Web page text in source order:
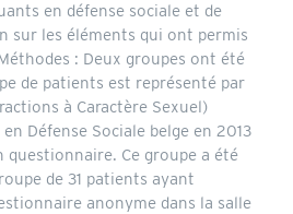
en défense sociale et de
sur les éléments qui ont permis
: Deux groupes ont été
de patients est représenté par
à Caractère Sexuel)
Défense Sociale belge en 2013
questionnaire. Ce groupe a été
de 31 patients ayant
anonyme dans la salle